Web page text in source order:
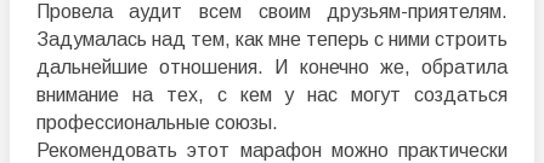
Провела аудит всем своим друзьям-приятелям.
Задумалась над тем, как мне теперь с ними строить
дальнейшие отношения. И конечно же, обратила
внимание на тех, с кем у нас могут создаться
профессиональные союзы.
Рекомендовать этот марафон можно практически